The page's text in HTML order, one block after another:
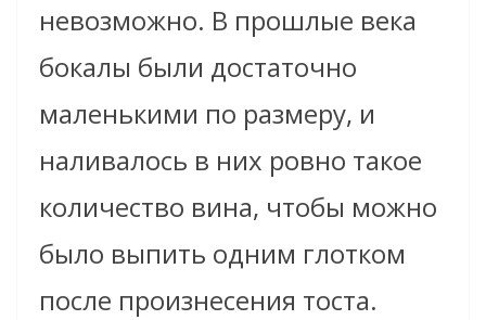
невозможно. В прошлые века
бокалы были достаточно
маленькими по размеру, и
наливалось в них ровно такое
количество вина, чтобы можно
было выпить одним глотком
после произнесения тоста.